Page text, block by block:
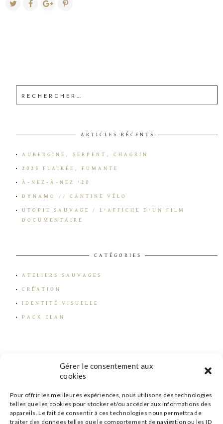
Gérer le consentement aux
cookies
Pour offrir les meilleures expériences, nous utilisons des technologies
telles que les cookies pour stocker et/ou accéder aux informations des
appareils. Le fait de consentir à ces technologies nous permettra de
traiter des données telles que le comportement de navigation ou les ID
ARTICLES RÉCENTS
AUBERGINE, SERPENT, CHAGRIN
2023 FLAIRÉE, FUMANTE
À-NEZ-À-NEZ ’20
DYNAMO // CANTINE VÉLO
UTOPIE SAUVAGE / L’AFFICHE D’UN FILM
DOCUMENTAIRE
CATÉGORIES
ATELIERS SAUVAGES
CRÉATION
IDENTITÉ VISUELLE
PACK ELAN